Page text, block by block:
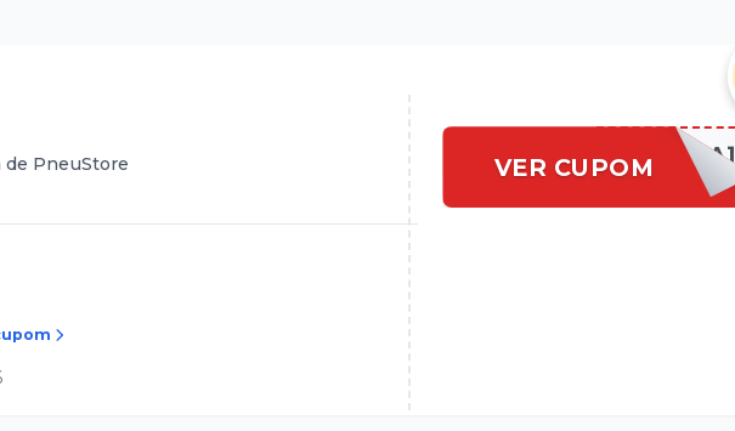
de PneuStore VER CUPOM
[URL_CUPONADA]